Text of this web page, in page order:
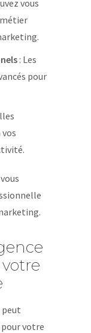
vous
: Les
pour
peut
votre